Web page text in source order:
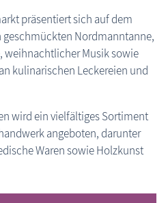
präsentiert sich auf dem
Nordmanntanne,
weihnachtlicher Musik sowie
kulinarischen Leckereien und
wird ein vielfältiges Sortiment
angeboten, darunter
Waren sowie Holzkunst